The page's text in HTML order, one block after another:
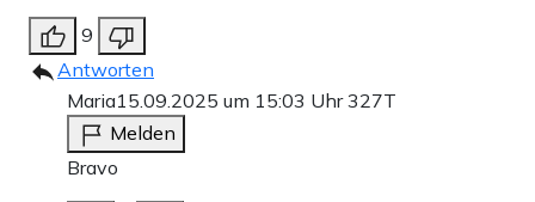
9
Antworten
Maria15.09.2025 um 15:03 Uhr327T
Melden
Bravo